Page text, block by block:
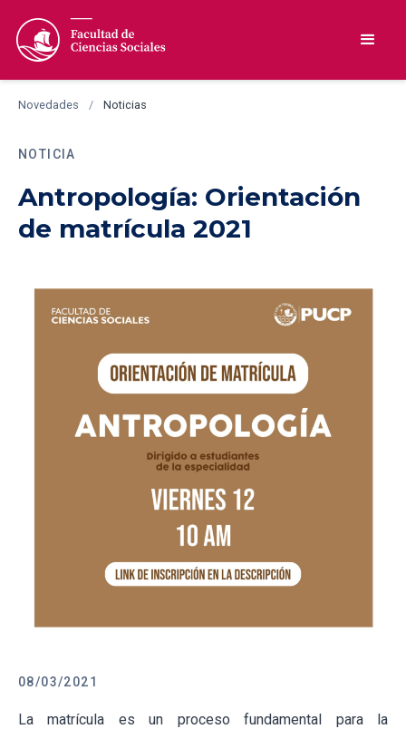
Novedades / Noticias
NOTICIA
Antropología: Orientación
de matrícula 2021
08/03/2021
La matrícula es un proceso fundamental para la